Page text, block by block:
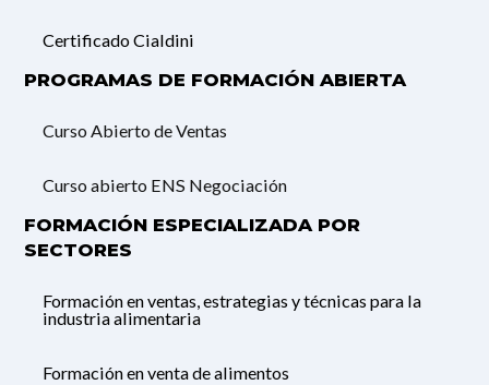
Certificado Cialdini
PROGRAMAS DE FORMACIÓN ABIERTA
Curso Abierto de Ventas
Curso abierto ENS Negociación
FORMACIÓN ESPECIALIZADA POR
SECTORES
Formación en ventas, estrategias y técnicas para la
industria alimentaria
Formación en venta de alimentos